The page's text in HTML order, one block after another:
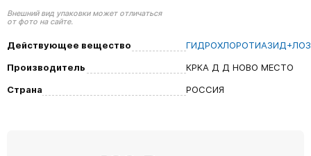
Внешний вид упаковки может отличаться
от фото на сайте.
Действующее вещество
Производитель
КРКА Д Д НОВО МЕСТО
Страна
РОССИЯ